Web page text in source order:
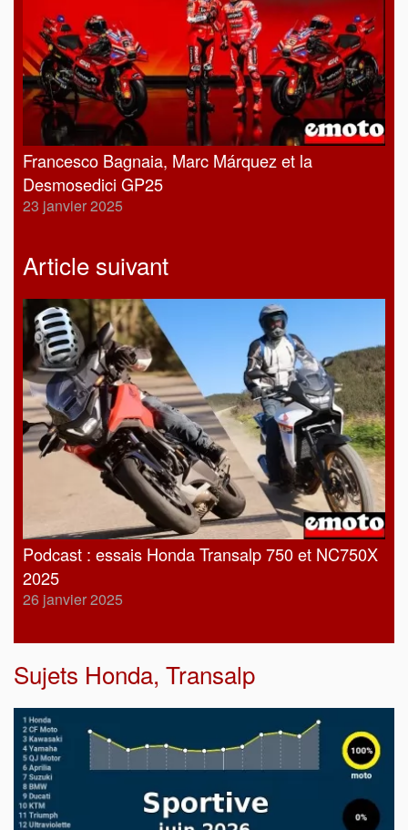
Francesco Bagnaia, Marc Márquez et la
Desmosedici GP25
23 janvier 2025
Article suivant
Podcast : essais Honda Transalp 750 et NC750X
2025
26 janvier 2025
Sujets Honda, Transalp